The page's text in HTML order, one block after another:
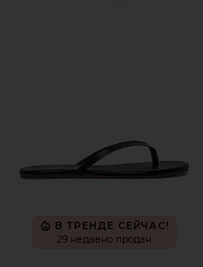
В ТРЕНДЕ СЕЙЧАС!
29 недавно продан